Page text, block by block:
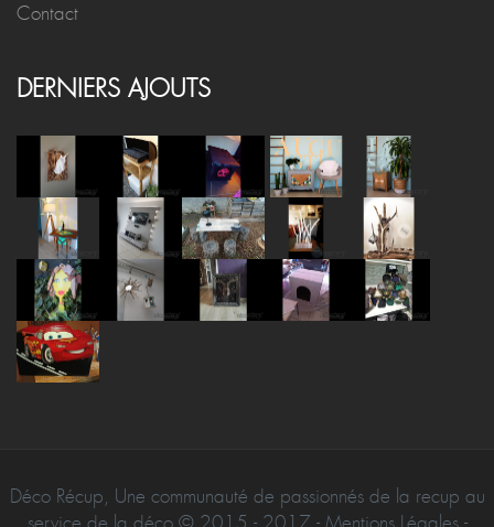
Contact
DERNIERS AJOUTS
Déco Récup, Une communauté de passionnés de la recup au